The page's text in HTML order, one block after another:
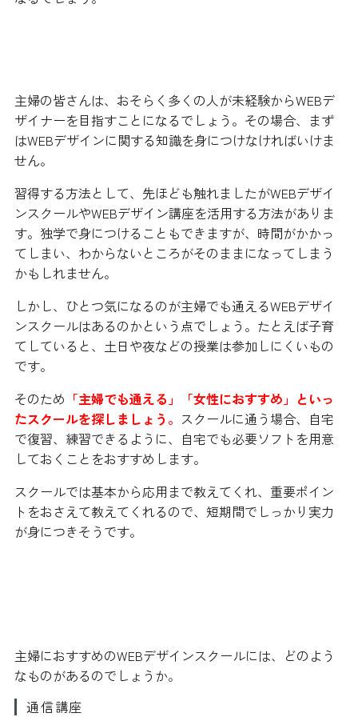
主婦の皆さんは、おそらく多くの人が未経験からWEBデ
ザイナーを目指すことになるでしょう。その場合、まず
はWEBデザインに関する知識を身につけなければいけま
せん。
習得する方法として、先ほども触れましたがWEBデザイ
ンスクールやWEBデザイン講座を活用する方法がありま
す。独学で身につけることもできますが、時間がかかっ
てしまい、わからないところがそのままになってしまう
かもしれません。
しかし、ひとつ気になるのが主婦でも通えるWEBデザイ
ンスクールはあるのかという点でしょう。たとえば子育
てしていると、土日や夜などの授業は参加しにくいもの
です。
そのため 「主婦でも通える」「女性におすすめ」といっ
たスクールを探しましょう。 スクールに通う場合、自宅
で復習、練習できるように、自宅でも必要ソフトを用意
しておくことをおすすめします。
スクールでは基本から応用まで教えてくれ、重要ポイン
トをおさえて教えてくれるので、短期間でしっかり実力
が身につきそうです。
主婦におすすめのWEBデザインスクールには、どのよう
なものがあるのでしょうか。
通信講座